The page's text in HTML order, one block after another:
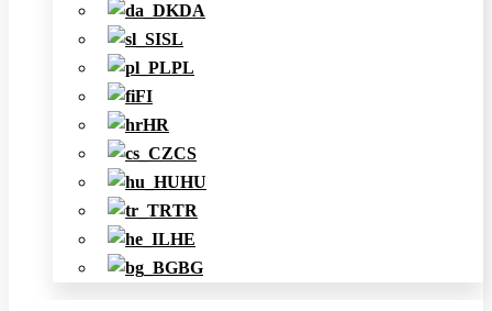
DA
SL
PL
FI
HR
CS
HU
TR
HE
BG